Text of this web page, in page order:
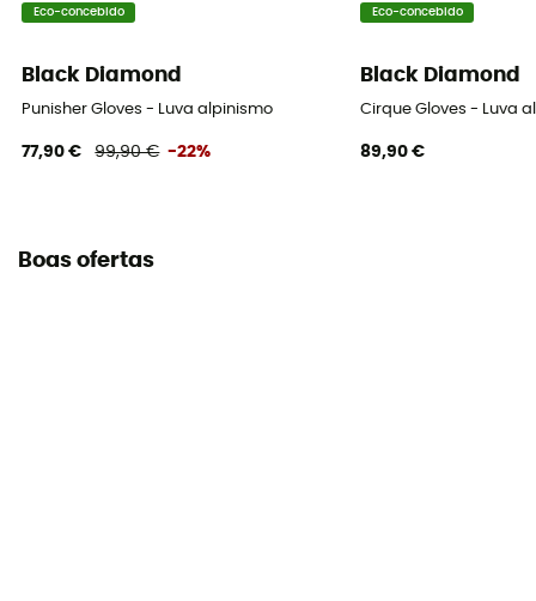
Eco-concebido
Black Diamond
Punisher Gloves - Luva alpinismo
77,90 € 99,90 € -22%
Eco-concebido
Black Diamond
Cirque Gloves - Luva
89,90 €
Boas ofertas